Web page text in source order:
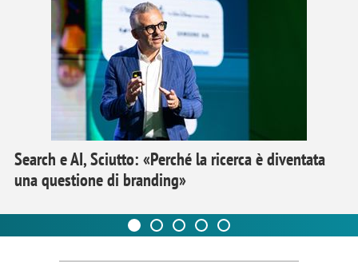
Search e AI, Sciutto: «Perché la ricerca è diventata
una questione di branding»